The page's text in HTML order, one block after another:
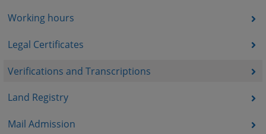
Working hours
Legal Certificates
Verifications and Transcriptions
Land Registry
Mail Admission